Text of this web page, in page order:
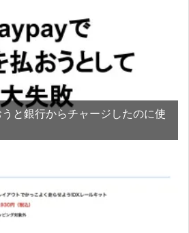
と銀行からチャージしたのに使